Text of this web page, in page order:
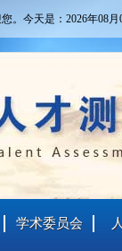
。 今天是：2026年08月
学术委员会